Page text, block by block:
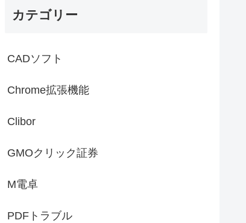
カテゴリー
CADソフト
Chrome拡張機能
Clibor
GMOクリック証券
M電卓
PDFトラブル